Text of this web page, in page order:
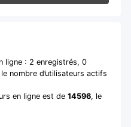
ligne : 2 enregistrés, 0
nombre d’utilisateurs actifs
en ligne est de 14596, le